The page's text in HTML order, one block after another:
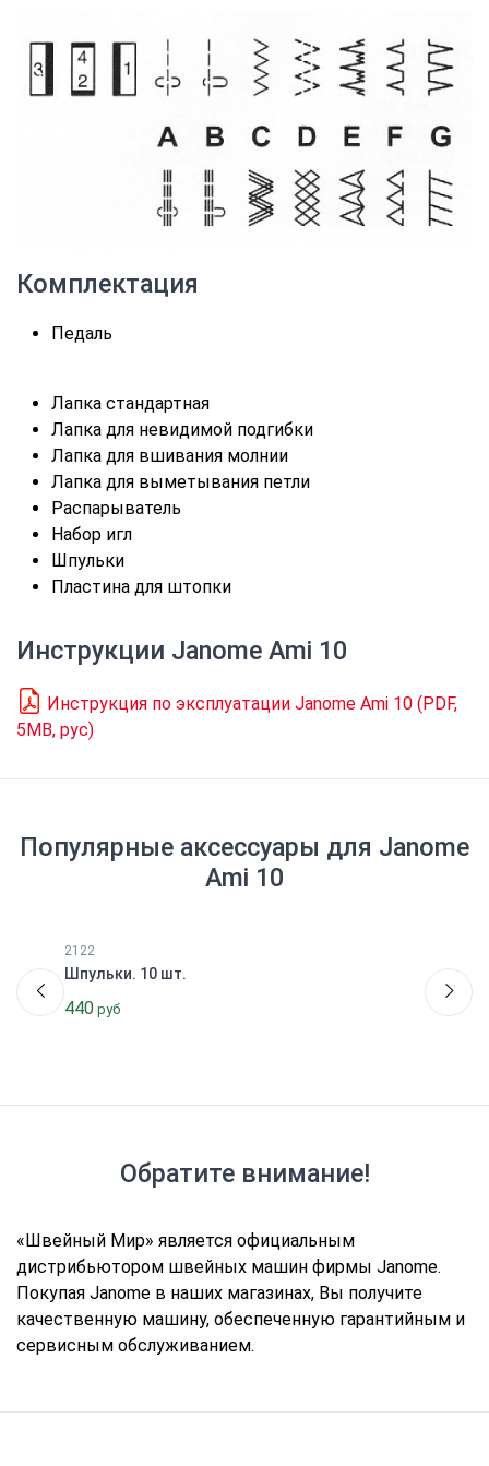
Комплектация
Педаль
Лапка стандартная
Лапка для невидимой подгибки
Лапка для вшивания молнии
Лапка для выметывания петли
Распарыватель
Набор игл
Шпульки
Пластина для штопки
Инструкции Janome Ami 10
Инструкция по эксплуатации Janome Ami 10 (PDF,
5MB, рус)
Популярные аксессуары для Janome
Ami 10
2122
Шпульки. 10 шт.
440 руб
Обратите внимание!
«Швейный Мир» является официальным
дистрибьютором швейных машин фирмы Janome.
Покупая Janome в наших магазинах, Вы получите
качественную машину, обеспеченную гарантийным и
сервисным обслуживанием.